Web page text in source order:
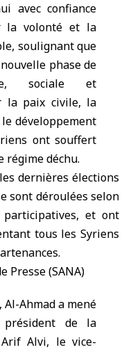
avec confiance
la volonté et la
soulignant que
phase de
sociale et
la paix civile, la
développement
ont souffert
régime déchu.
dernières élections
sont déroulées selon
et ont
tous les Syriens
Al-Ahmad a mené
de la
Alvi, le vice-